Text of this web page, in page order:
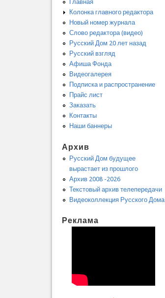
Главная
Колонка главного редактора
Новый номер журнала
Слово редактора (видео)
Русский Дом 20 лет назад
Русский взгляд
Афиша Фонда
Видеогалерея
Подписка и распространение
Прайс лист
Заказать
Контакты
Наши баннеры
Архив
Русский Дом будущее
вырастает из прошлого
Архив 2008 -2026
Текстовый архив телепередачи
Видеоколлекция Русского Дома
Реклама